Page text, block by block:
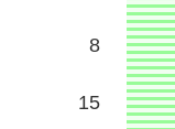
8
15